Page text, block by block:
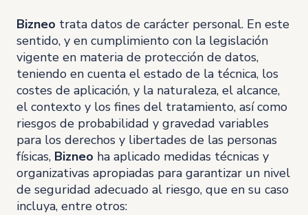
Bizneo trata datos de carácter personal. En este
sentido, y en cumplimiento con la legislación
vigente en materia de protección de datos,
teniendo en cuenta el estado de la técnica, los
costes de aplicación, y la naturaleza, el alcance,
el contexto y los fines del tratamiento, así como
riesgos de probabilidad y gravedad variables
para los derechos y libertades de las personas
físicas, Bizneo ha aplicado medidas técnicas y
organizativas apropiadas para garantizar un nivel
de seguridad adecuado al riesgo, que en su caso
incluya, entre otros: